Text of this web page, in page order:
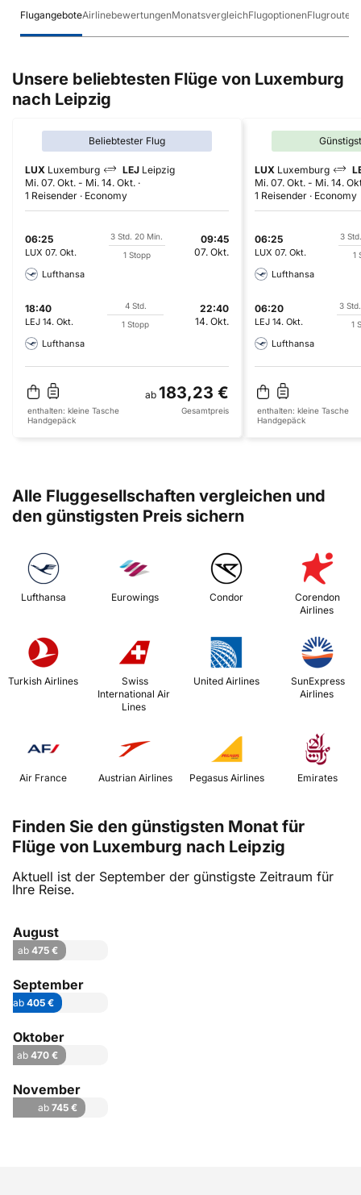
FlugangeboteAirlinebewertungenMonatsvergleichFlugoptionenFlugrouten
Unsere beliebtesten Flüge von Luxemburg
nach Leipzig
Beliebtester Flug
LUX Luxemburg LEJ Leipzig
Mi. 07. Okt. - Mi. 14. Okt.
1 Reisender
Economy
06:25
LUX 07. Okt.
3 Std. 20 Min.
1 Stopp
09:45
07. Okt.
Lufthansa
18:40
LEJ 14. Okt.
4 Std.
1 Stopp
22:40
14. Okt.
Lufthansa
ab 183,23 €
enthalten: kleine Tasche
Handgepäck
Gesamtpreis
LUX Luxemburg
Mi. 07. Okt. - Mi. 14.
1 Reisender
Economy
06:25
LUX 07. Okt.
3
1
Lufthansa
06:20
LEJ 14. Okt.
3
1
Lufthansa
enthalten: kleine Tasche
Handgepäck
Alle Fluggesellschaften vergleichen und
den günstigsten Preis sichern
Lufthansa Eurowings Condor
Corendon
Airlines
Turkish Airlines
International Air
Lines
United Airlines
Airlines
Air France Austrian Airlines Emirates
Finden Sie den günstigsten Monat für
Flüge von Luxemburg nach Leipzig
Aktuell ist der September der günstigste Zeitraum für
Ihre Reise.
August
ab475 €
September
ab 405 €
Oktober
ab 470 €
November
ab 745 €